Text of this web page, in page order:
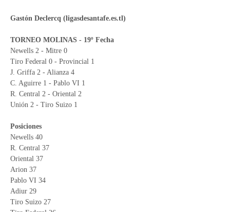
Gastón Declercq (ligasdesantafe.es.tl)
TORNEO MOLINAS - 19º Fecha
Newells 2 - Mitre 0
Tiro Federal 0 - Provincial 1
J. Griffa 2 - Alianza 4
C. Aguirre 1 - Pablo VI 1
R. Central 2 - Oriental 2
Unión 2 - Tiro Suizo 1
Posiciones
Newells 40
R. Central 37
Oriental 37
Arion 37
Pablo VI 34
Adiur 29
Tiro Suizo 27